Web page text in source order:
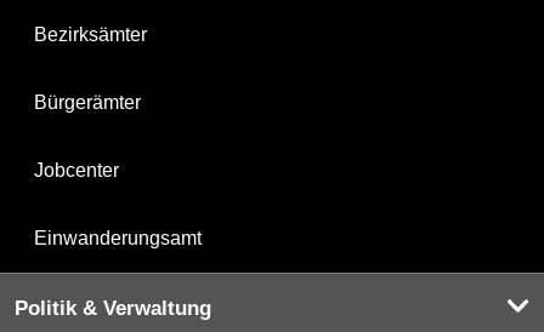
Bezirksämter
Bürgerämter
Jobcenter
Einwanderungsamt
Politik & Verwaltung